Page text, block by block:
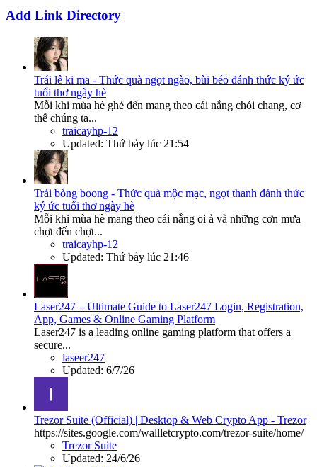
Add Link Directory
Trái lê ki ma - Thức quà ngọt ngào, bùi béo đánh thức ký ức
tuổi thơ ngày hè
Mỗi khi mùa hè ghé đến mang theo cái nắng chói chang, cơ
thể chúng ta...
traicayhp-12
Updated: Thứ bảy lúc 21:54
Trái bòng boong - Thức quà mộc mạc, ngọt thanh đánh thức
ký ức tuổi thơ ngày hè
Mỗi khi mùa hè mang theo cái nắng oi ả và những cơn mưa
chợt đến chợt...
traicayhp-12
Updated: Thứ bảy lúc 21:46
Laser247 – Ultimate Guide to Laser247 Login, Registration,
App, Games & Online Gaming Platform
Laser247 is a leading online gaming platform that offers a
secure...
laseer247
Updated: 6/7/26
Trezor Suite (Official) | Desktop & Web Crypto App - Trezor
https://sites.google.com/wallletcrypto.com/trezor-suite/home/
Trezor Suite
Updated: 24/6/26